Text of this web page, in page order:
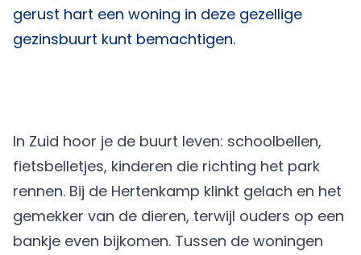
gerust hart een woning in deze gezellige
gezinsbuurt kunt bemachtigen.
In Zuid hoor je de buurt leven: schoolbellen,
fietsbelletjes, kinderen die richting het park
rennen. Bij de Hertenkamp klinkt gelach en het
gemekker van de dieren, terwijl ouders op een
bankje even bijkomen. Tussen de woningen